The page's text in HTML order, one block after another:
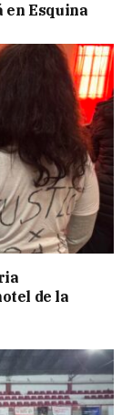
Esquina
de la